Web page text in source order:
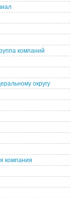
компаний
округу
компания